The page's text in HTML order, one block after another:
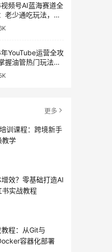
频号AI蓝海赛道全
老少通吃玩法，零
姆级副业增收教程
YouTube运营全攻
握油管热门玩法风
实现流量变现双重
更多
训课程：跨境新手
教学
效？零基础打造AI
书实战教程
程：从Git与
容器化部署